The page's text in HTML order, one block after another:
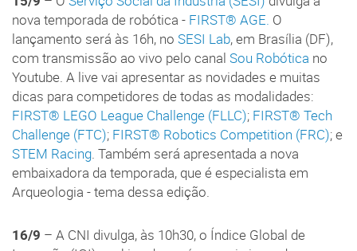
nova temporada de robótica - FIRST® AGE. O
lançamento será às 16h, no SESI Lab, em Brasília (DF),
com transmissão ao vivo pelo canal Sou Robótica no
Youtube. A live vai apresentar as novidades e muitas
dicas para competidores de todas as modalidades:
FIRST® LEGO League Challenge (FLLC); FIRST® Tech
Challenge (FTC); FIRST® Robotics Competition (FRC); e
STEM Racing. Também será apresentada a nova
embaixadora da temporada, que é especialista em
Arqueologia - tema dessa edição.
16/9 – A CNI divulga, às 10h30, o Índice Global de